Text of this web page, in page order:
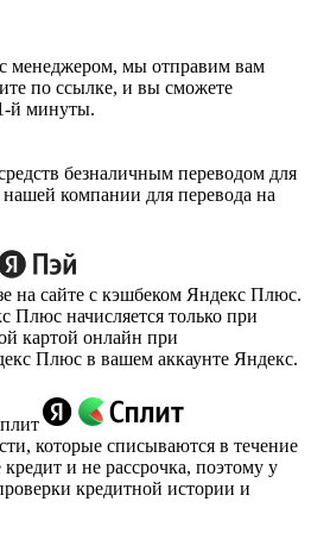
менеджером, мы отправим вам
по ссылке, и вы сможете
й минуты.
безналичным переводом для
компании для перевода на
на сайте с кэшбеком Яндекс Плюс.
начисляется только при
картой онлайн при
Плюс в вашем аккаунте Яндекс.
которые списываются в течение
и не рассрочка, поэтому у
кредитной истории и